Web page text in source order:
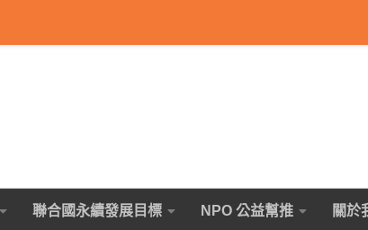
聯合國永續發展目標 NPO 公益幫推 關於